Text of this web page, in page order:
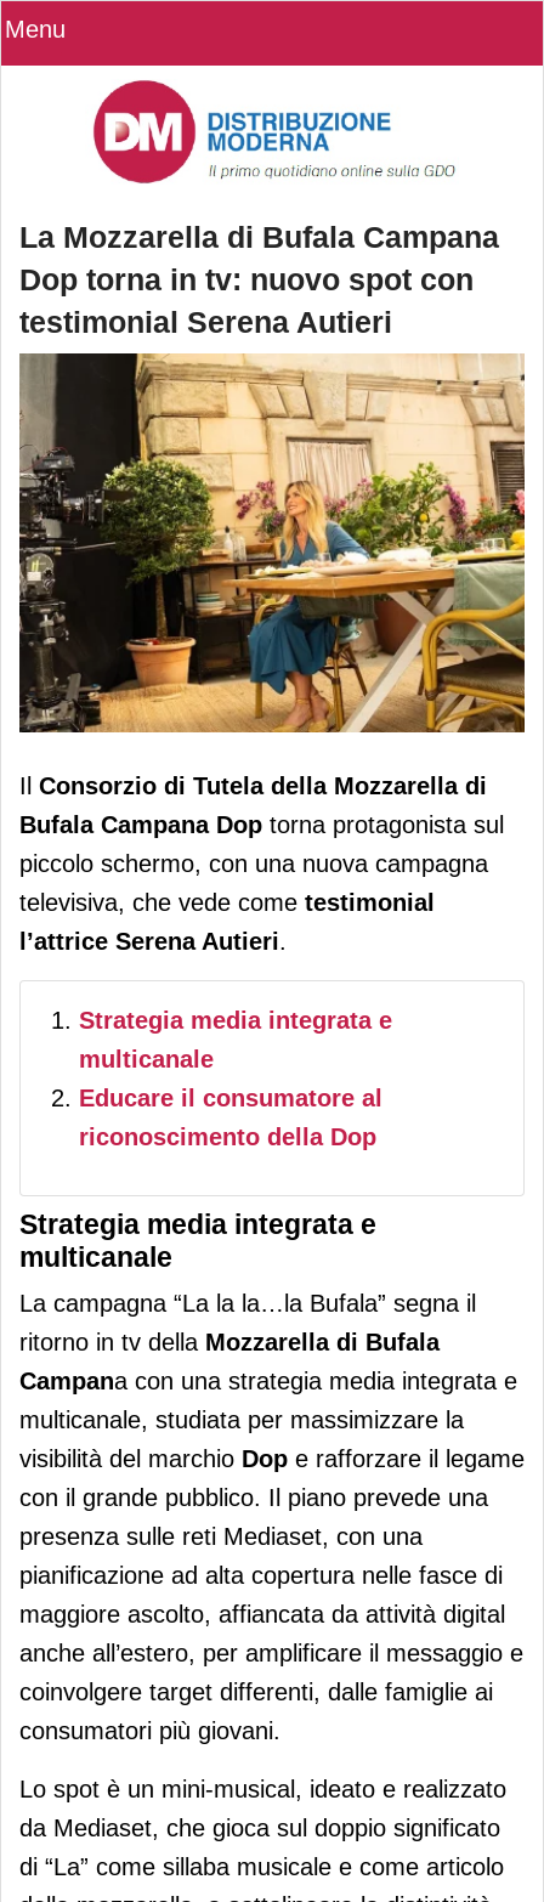
Menu
La Mozzarella di Bufala Campana
Dop torna in tv: nuovo spot con
testimonial Serena Autieri
La Mozzarella di Bufala Campana Dop
testimonial Serena Autieri
Il Consorzio di Tutela della Mozzarella di
Bufala Campana Dop torna protagonista sul
piccolo schermo, con una nuova campagna
televisiva, che vede come testimonial
l’attrice Serena Autieri.
Strategia media integrata e
multicanale
Educare il consumatore al
riconoscimento della Dop
Strategia media integrata e
multicanale
La campagna “La la la…la Bufala” segna il
ritorno in tv della Mozzarella di Bufala
Campana con una strategia media integrata e
multicanale, studiata per massimizzare la
visibilità del marchio Dop e rafforzare il legame
con il grande pubblico. Il piano prevede una
presenza sulle reti Mediaset, con una
pianificazione ad alta copertura nelle fasce di
maggiore ascolto, affiancata da attività digital
anche all’estero, per amplificare il messaggio e
coinvolgere target differenti, dalle famiglie ai
consumatori più giovani.
Lo spot è un mini-musical, ideato e realizzato
da Mediaset, che gioca sul doppio significato
di “La” come sillaba musicale e come articolo